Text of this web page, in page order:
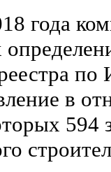
года
по
в
594